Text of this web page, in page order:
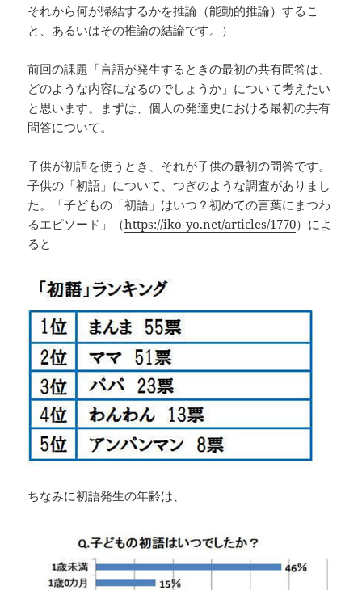
それから何が帰結するかを推論（能動的推論）するこ
と、あるいはその推論の結論です。）
前回の課題「言語が発生するときの最初の共有問答は、
どのような内容になるのでしょうか」について考えたい
と思います。まずは、個人の発達史における最初の共有
問答について。
子供が初語を使うとき、それが子供の最初の問答です。
子供の「初語」について、つぎのような調査がありまし
た。「子どもの「初語」はいつ？初めての言葉にまつわ
るエピソード」（https://iko-yo.net/articles/1770）によ
ると
ちなみに初語発生の年齢は、